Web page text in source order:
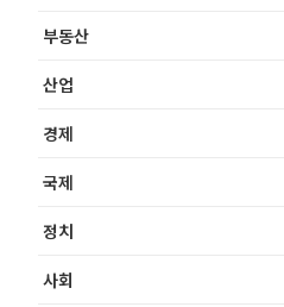
부동산
산업
경제
국제
정치
사회